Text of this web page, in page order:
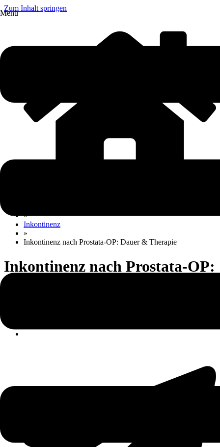
Zum Inhalt springen
Menü
»
Inkontinenz
»
Inkontinenz nach Prostata-OP: Dauer & Therapie
Inkontinenz nach Prostata-OP: